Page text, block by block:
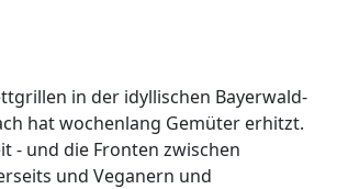
in der idyllischen Bayerwald-
hat wochenlang Gemüter erhitzt.
- und die Fronten zwischen
und Veganern und